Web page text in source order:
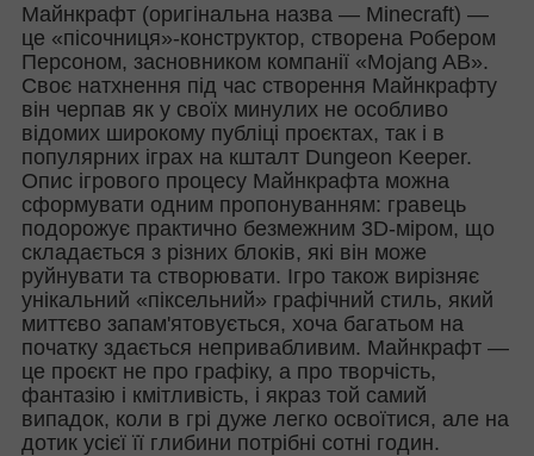
Майнкрафт (оригінальна назва — Minecraft) —
це «пісочниця»-конструктор, створена Робером
Персоном, засновником компанії «Mojang AB».
Своє натхнення під час створення Майнкрафту
він черпав як у своїх минулих не особливо
відомих широкому публіці проєктах, так і в
популярних іграх на кшталт Dungeon Keeper.
Опис ігрового процесу Майнкрафта можна
сформувати одним пропонуванням: гравець
подорожує практично безмежним 3D-міром, що
складається з різних блоків, які він може
руйнувати та створювати. Ігро також вирізняє
унікальний «піксельний» графічний стиль, який
миттєво запам'ятовується, хоча багатьом на
початку здається непривабливим. Майнкрафт —
це проєкт не про графіку, а про творчість,
фантазію і кмітливість, і якраз той самий
випадок, коли в грі дуже легко освоїтися, але на
дотик усієї її глибини потрібні сотні годин.